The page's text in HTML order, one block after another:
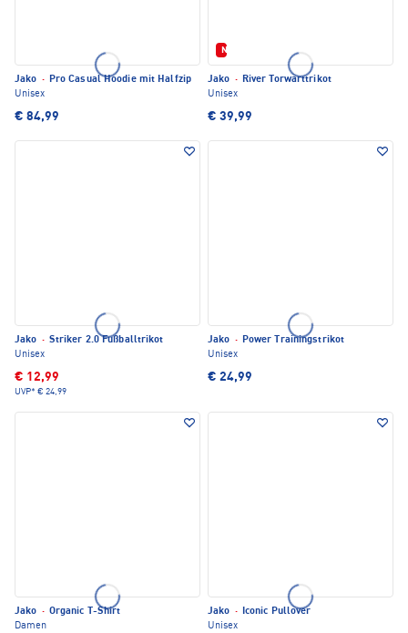
Jako · Pro Casual Hoodie mit Halfzip
Unisex
€ 84,99
Neu
Jako · River Torwarttrikot
Unisex
€ 39,99
Jako · Striker 2.0 Fußballtrikot
Unisex
€ 12,99
UVP* € 24,99
Jako · Power Trainingstrikot
Unisex
€ 24,99
Jako · Organic T-Shirt
Damen
Jako · Iconic Pullover
Unisex